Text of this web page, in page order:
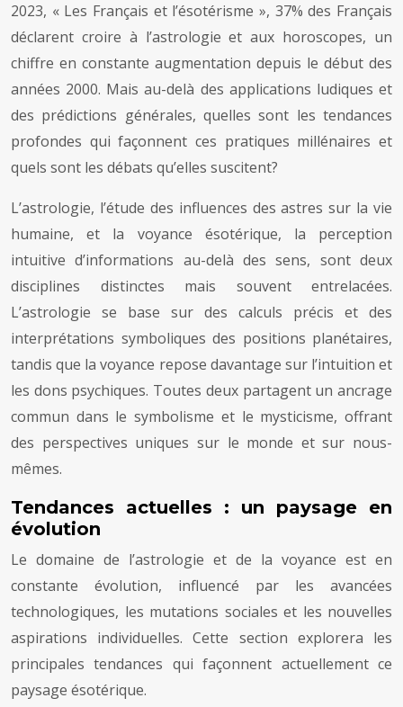
2023, « Les Français et l’ésotérisme », 37% des Français
déclarent croire à l’astrologie et aux horoscopes, un
chiffre en constante augmentation depuis le début des
années 2000. Mais au-delà des applications ludiques et
des prédictions générales, quelles sont les tendances
profondes qui façonnent ces pratiques millénaires et
quels sont les débats qu’elles suscitent?
L’astrologie, l’étude des influences des astres sur la vie
humaine, et la voyance ésotérique, la perception
intuitive d’informations au-delà des sens, sont deux
disciplines distinctes mais souvent entrelacées.
L’astrologie se base sur des calculs précis et des
interprétations symboliques des positions planétaires,
tandis que la voyance repose davantage sur l’intuition et
les dons psychiques. Toutes deux partagent un ancrage
commun dans le symbolisme et le mysticisme, offrant
des perspectives uniques sur le monde et sur nous-
mêmes.
Tendances actuelles : un paysage en
évolution
Le domaine de l’astrologie et de la voyance est en
constante évolution, influencé par les avancées
technologiques, les mutations sociales et les nouvelles
aspirations individuelles. Cette section explorera les
principales tendances qui façonnent actuellement ce
paysage ésotérique.